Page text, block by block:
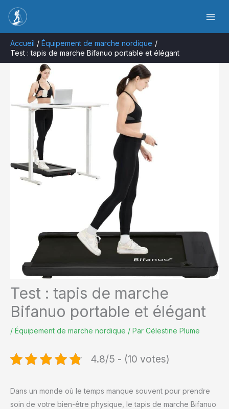
contenu
Accueil
Équipement de marche nordique
Test : tapis de marche Bifanuo portable et élégant
Test : tapis de marche
Bifanuo portable et élégant
/ Équipement de marche nordique / Par Célestine Plume
4.8/5 - (10 votes)
Dans un monde où le temps manque souvent pour prendre
soin de votre bien-être physique, le tapis de marche Bifanuo
Rechercher